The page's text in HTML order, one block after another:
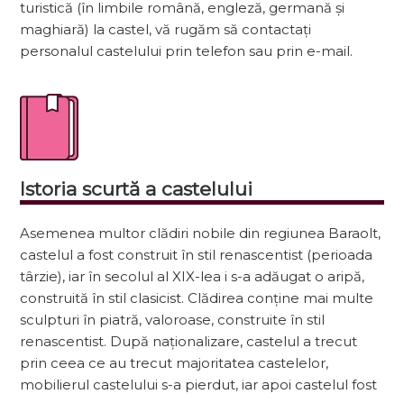
turistică (în limbile română, engleză, germană și
maghiară) la castel, vă rugăm să contactați
personalul castelului prin telefon sau prin e-mail.
Istoria scurtă a castelului
Asemenea multor clădiri nobile din regiunea Baraolt,
castelul a fost construit în stil renascentist (perioada
târzie), iar în secolul al XIX-lea i s-a adăugat o aripă,
construită în stil clasicist. Clădirea conține mai multe
sculpturi în piatră, valoroase, construite în stil
renascentist. După naționalizare, castelul a trecut
prin ceea ce au trecut majoritatea castelelor,
mobilierul castelului s-a pierdut, iar apoi castelul fost